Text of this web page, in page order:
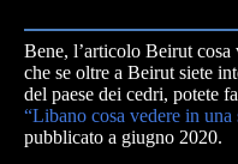
Bene, l’articolo Beirut
che se oltre a Beirut siete
del paese dei cedri, potete
“Libano cosa vedere in una
pubblicato a giugno 2020.